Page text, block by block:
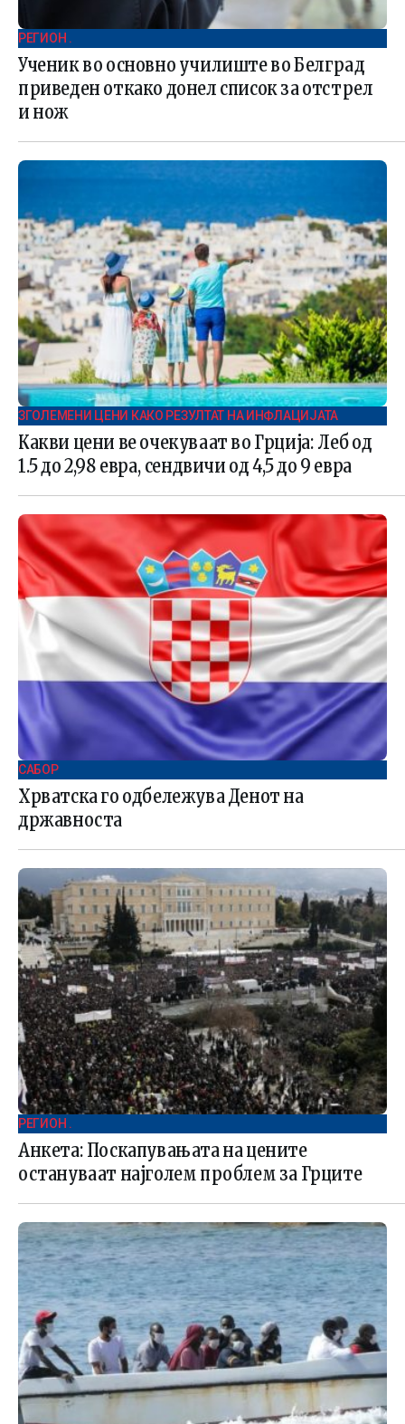
РЕГИОН .
Ученик во основно училиште во Белград
приведен откако донел список за отстрел
и нож
ЗГОЛЕМЕНИ ЦЕНИ КАКО РЕЗУЛТАТ НА ИНФЛАЦИЈАТА
Какви цени ве очекуваат во Грција: Леб од
1.5 до 2,98 евра, сендвичи од 4,5 до 9 евра
САБОР
Хрватска го одбележува Денот на
државноста
РЕГИОН .
Анкета: Поскапувањата на цените
остануваат најголем проблем за Грците